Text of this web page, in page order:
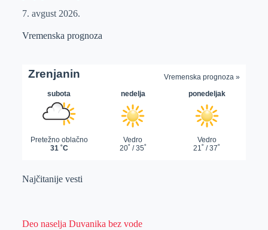
7. avgust 2026.
Vremenska prognoza
Najčitanije vesti
Deo naselja Duvanika bez vode